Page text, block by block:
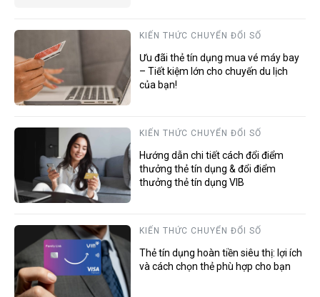
KIẾN THỨC CHUYỂN ĐỔI SỐ
Ưu đãi thẻ tín dụng mua vé máy bay
– Tiết kiệm lớn cho chuyến du lịch
của bạn!
KIẾN THỨC CHUYỂN ĐỔI SỐ
Hướng dẫn chi tiết cách đổi điểm
thưởng thẻ tín dụng & đổi điểm
thưởng thẻ tín dụng VIB
KIẾN THỨC CHUYỂN ĐỔI SỐ
Thẻ tín dụng hoàn tiền siêu thị: lợi ích
và cách chọn thẻ phù hợp cho bạn